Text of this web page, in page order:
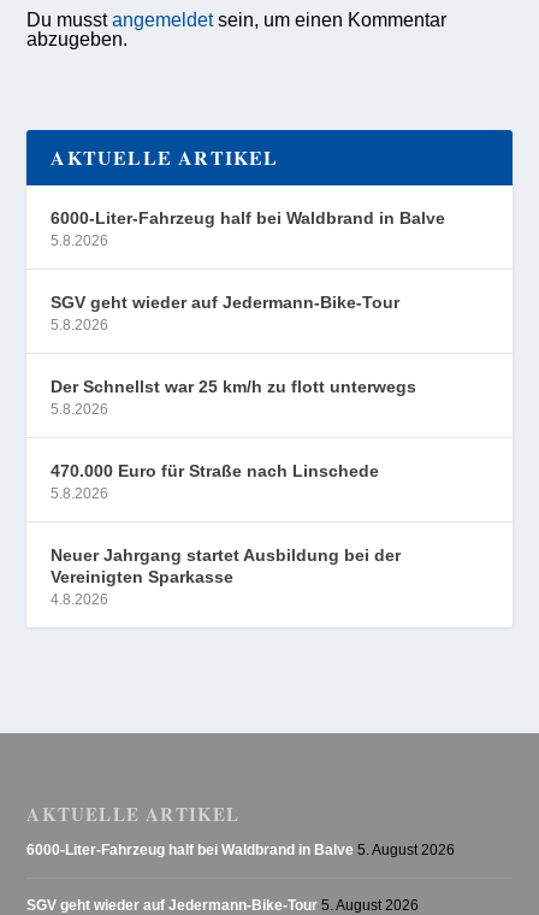
Du musstangemeldetsein, um einen Kommentar
abzugeben.
AKTUELLE ARTIKEL
6000-Liter-Fahrzeug half bei Waldbrand in Balve
5.8.2026
SGV geht wieder auf Jedermann-Bike-Tour
5.8.2026
Der Schnellst war 25 km/h zu flott unterwegs
5.8.2026
470.000 Euro für Straße nach Linschede
5.8.2026
Neuer Jahrgang startet Ausbildung bei der
Vereinigten Sparkasse
4.8.2026
AKTUELLE ARTIKEL
6000-Liter-Fahrzeug half bei Waldbrand in Balve 5. August 2026
SGV geht wieder auf Jedermann-Bike-Tour 5. August 2026